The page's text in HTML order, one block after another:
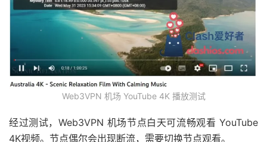
Web3VPN 机场 YouTube 4K 播放测试
经过测试，Web3VPN 机场节点白天可流畅观看 YouTube
4K视频。节点偶尔会出现断流，需要切换节点观看。